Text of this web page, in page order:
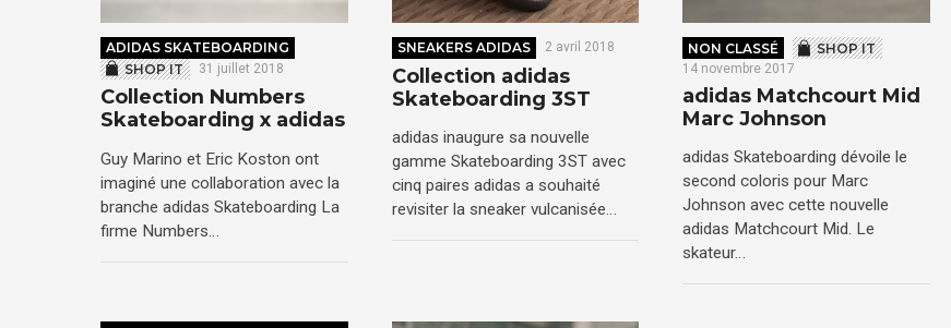
ADIDAS SKATEBOARDING
SHOP IT
31 juillet 2018
Collection Numbers
Skateboarding x adidas
Guy Marino et Eric Koston ont
imaginé une collaboration avec la
branche adidas Skateboarding La
firme Numbers…
SNEAKERS ADIDAS 2 avril 2018
Collection adidas
Skateboarding 3ST
adidas inaugure sa nouvelle
gamme Skateboarding 3ST avec
cinq paires adidas a souhaité
revisiter la sneaker vulcanisée…
NON CLASSÉ SHOP IT
14 novembre 2017
adidas Matchcourt Mid
Marc Johnson
adidas Skateboarding dévoile le
second coloris pour Marc
Johnson avec cette nouvelle
adidas Matchcourt Mid. Le
skateur…